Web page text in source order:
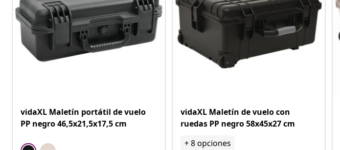
vidaXL Maletín portátil de vuelo
PP negro 46,5x21,5x17,5 cm
vidaXL Maletín de vuelo con
ruedas PP negro 58x45x27 cm
+8opciones